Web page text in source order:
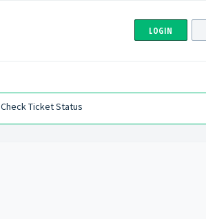
LOGIN
Check Ticket Status